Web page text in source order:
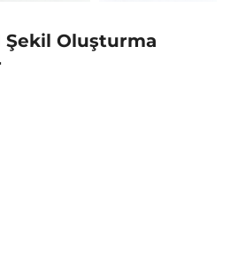
Şekil Oluşturma